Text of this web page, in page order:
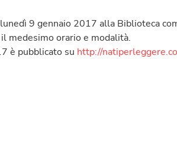
9 gennaio 2017 alla Biblioteca
medesimo orario e modalità.
è pubblicato su http://